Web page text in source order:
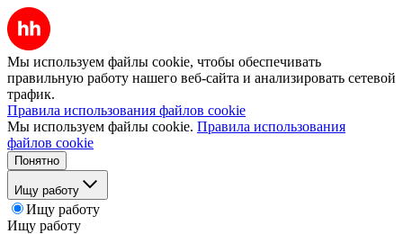
Мы используем файлы cookie, чтобы обеспечивать
правильную работу нашего веб-сайта и анализировать сетевой
трафик.
Правила использования файлов cookie
Мы используем файлы cookie. Правила использования
файлов cookie
Понятно
Ищу работу
Ищу работу
Ищу работу